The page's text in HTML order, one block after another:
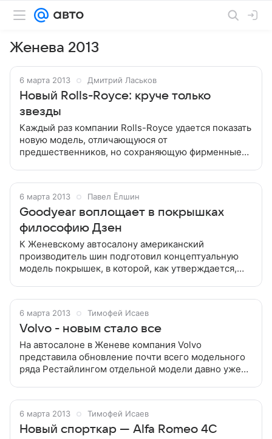
Женева 2013
6 марта 2013 Дмитрий Ласьков
Новый Rolls-Royce: круче только
звезды
Каждый раз компании Rolls-Royce удается показать
новую модель, отличающуюся от
предшественников, но сохраняющую фирменные
6 марта 2013 Павел Ёлшин
Goodyear воплощает в покрышках
философию Дзен
К Женевскому автосалону американский
производитель шин подготовил концептуальную
модель покрышек, в которой, как утверждается,
6 марта 2013 Тимофей Исаев
Volvo - новым стало все
На автосалоне в Женеве компания Volvo
представила обновление почти всего модельного
ряда Рестайлингом отдельной модели давно уже
6 марта 2013 Тимофей Исаев
Новый спорткар — Alfa Romeo 4C